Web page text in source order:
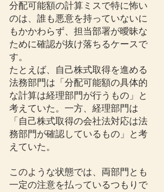
分配可能額の計算ミスで特に怖い
のは、誰も悪意を持っていないに
もかかわらず、担当部署が曖昧な
ために確認が抜け落ちるケースで
す。
たとえば、自己株式取得を進める
法務部門は「分配可能額の具体的
な計算は経理部門が行うもの」と
考えていた。一方、経理部門は
「自己株式取得の会社法対応は法
務部門が確認しているもの」と考
えていた。
このような状態では、両部門とも
一定の注意を払っているつもりで